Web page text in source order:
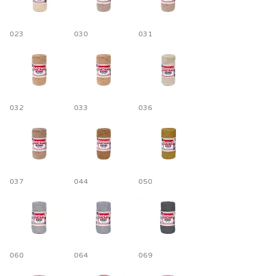
023 030 031
032 033 036
037 044 050
060 064 069